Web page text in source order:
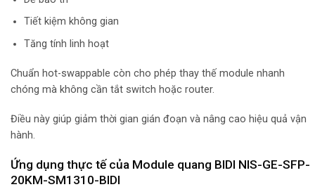
Tiết kiệm không gian
Tăng tính linh hoạt
Chuẩn hot-swappable còn cho phép thay thế module nhanh
chóng mà không cần tắt switch hoặc router.
Điều này giúp giảm thời gian gián đoạn và nâng cao hiệu quả vận
hành.
Ứng dụng thực tế của Module quang BIDI NIS-GE-SFP-
20KM-SM1310-BIDI